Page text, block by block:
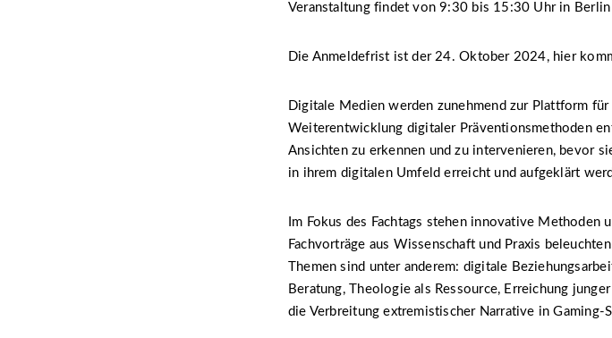
Veranstaltung findet von 9:30 bis 15:30 Uhr in Berlin
Die Anmeldefrist ist der 24. Oktober 2024, hier
Digitale Medien werden zunehmend zur Plattform
Weiterentwicklung digitaler Präventionsmethoden
Ansichten zu erkennen und zu intervenieren, bevor
in ihrem digitalen Umfeld erreicht und aufgeklärt
Im Fokus des Fachtags stehen innovative
Fachvorträge aus Wissenschaft und Praxis
Themen sind unter anderem: digitale
Beratung, Theologie als Ressource, Erreichung
die Verbreitung extremistischer Narrative in Gaming-